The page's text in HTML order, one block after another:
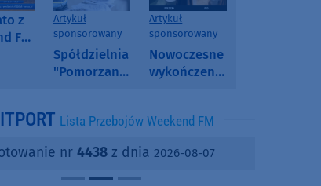
z
FM
Artykuł
sponsorowany
Spółdzielnia
"Pomorzanka"
informuje o
i ofertach
najmu
Artykuł
sponsorowany
Nowoczesne
wykończenia
SPC, WPC i
kamienny
Lista Przebojów Weekend FM
nr 4438z dnia 2026-08-07